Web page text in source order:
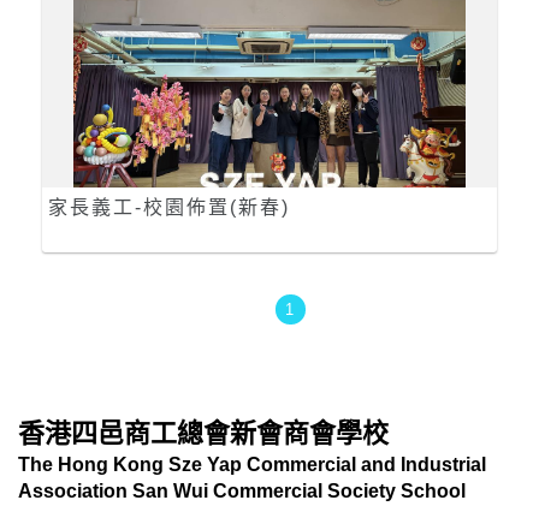
家長義工-校園佈置(新春)
1
香港四邑商工總會新會商會學校
The Hong Kong Sze Yap Commercial and Industrial
Association San Wui Commercial Society School